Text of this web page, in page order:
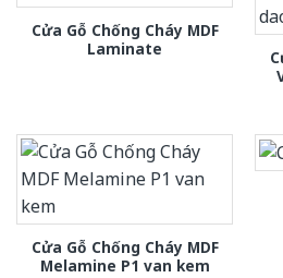
Cửa Gỗ Chống Cháy MDF
Laminate
Cửa Gỗ Chống Cháy MDF
Melamine P1 van kem